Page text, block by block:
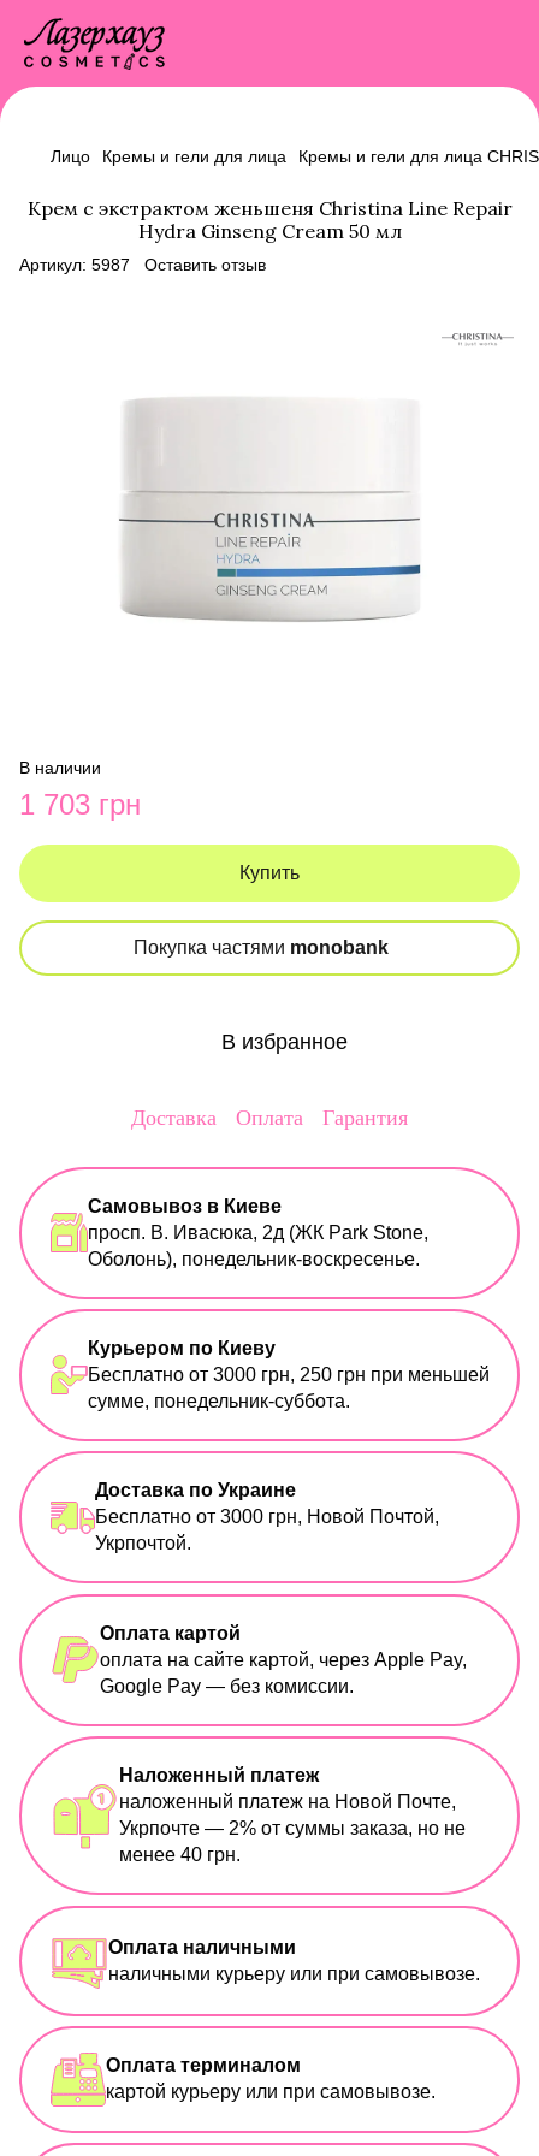
Лицо Кремы и гели для лица Кремы и гели для лица
Крем с экстрактом женьшеня Christina Line Repair
Hydra Ginseng Cream 50 мл
Артикул: 5987 Оставить отзыв
В наличии
1 703 грн
Купить
Покупка частями monobank
В избранное
Доставка Оплата Гарантия
Самовывоз в Киеве
просп. В. Ивасюка, 2д (ЖК Park Stone,
Оболонь), понедельник-воскресенье.
Курьером по Киеву
Бесплатно от 3000 грн, 250 грн при меньшей
сумме, понедельник-суббота.
Доставка по Украине
Бесплатно от 3000 грн, Новой Почтой,
Укрпочтой.
Оплата картой
оплата на сайте картой, через Apple Pay,
Google Pay — без комиссии.
Наложенный платеж
наложенный платеж на Новой Почте,
Укрпочте — 2% от суммы заказа, но не
менее 40 грн.
Оплата наличными
наличными курьеру или при самовывозе.
Оплата терминалом
картой курьеру или при самовывозе.